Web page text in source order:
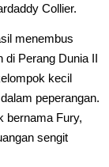
Collier.
menembus
di Perang Dunia II
kecil
peperangan.
bernama Fury,
sengit